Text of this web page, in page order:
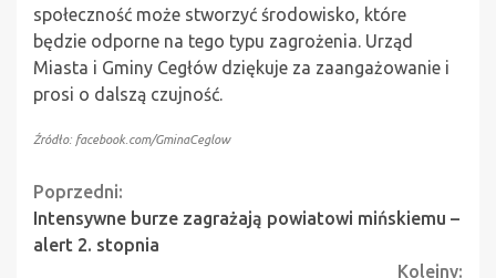
społeczność może stworzyć środowisko, które
będzie odporne na tego typu zagrożenia. Urząd
Miasta i Gminy Cegłów dziękuje za zaangażowanie i
prosi o dalszą czujność.
Źródło: facebook.com/GminaCeglow
Continue
Reading
Poprzedni:
Intensywne burze zagrażają powiatowi mińskiemu –
alert 2. stopnia
Kolejny: